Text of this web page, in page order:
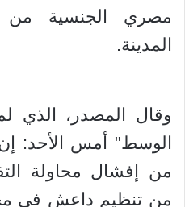
مصري الجنسية من
المدينة.
وقال المصدر، الذي
الوسط" أمس الأحد:
من إفشال محاولة
من تنظيم داعش في